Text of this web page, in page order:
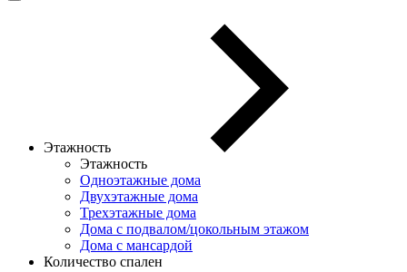
Этажность
Этажность
Одноэтажные дома
Двухэтажные дома
Трехэтажные дома
Дома с подвалом/цокольным этажом
Дома с мансардой
Количество спален